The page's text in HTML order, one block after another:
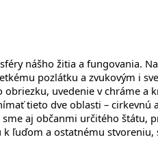
nášho žitia a fungovania.
pozlátku a zvukovým i
uvedenie v chráme
tieto dve oblasti –
aj občanmi určitého
ľuďom a ostatnému